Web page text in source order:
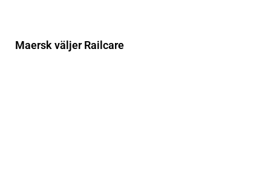
Maersk väljer Railcare